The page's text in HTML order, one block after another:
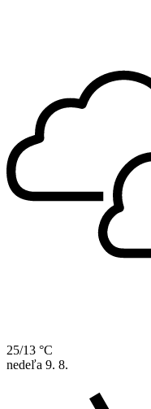
25/13 °C
nedeľa 9. 8.